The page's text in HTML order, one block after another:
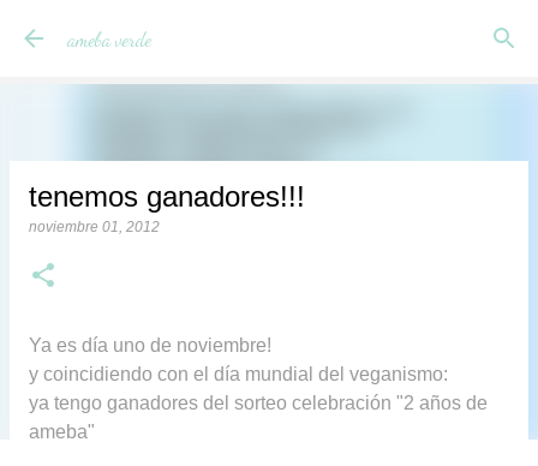
ameba verde
tenemos ganadores!!!
noviembre 01, 2012
Ya es día uno de noviembre!
y coincidiendo con el día mundial del veganismo:
ya tengo ganadores del sorteo celebración "2 años de
ameba"